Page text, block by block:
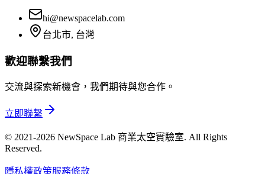
hi@newspacelab.com
台北市, 台灣
歡迎聯繫我們
交流與探索新機會，我們期待與您合作。
立即聯繫
© 2021-2026 NewSpace Lab 商業太空實驗室. All Rights
Reserved.
隱私權政策服務條款